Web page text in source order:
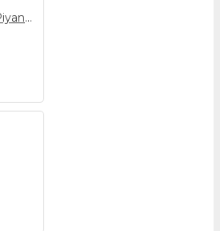
Çağrı - S.Tarman - Piyano Eşlik Partisi